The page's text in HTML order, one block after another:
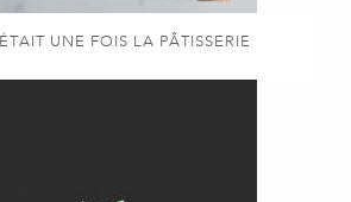
UNE FOIS LA PÂTISSERIE